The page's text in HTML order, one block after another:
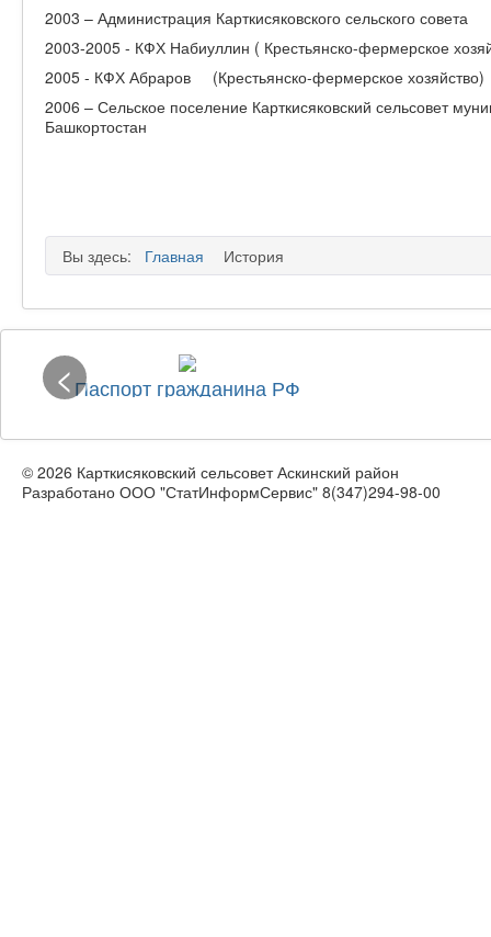
2003 – Администрация Карткисяковского сельского совета
2003-2005 - КФХ Набиуллин ( Крестьянско-фермерское
2005 - КФХ Абраров (Крестьянско-фермерское хозяйство)
2006 – Сельское поселение Карткисяковский сельсовет
Башкортостан
Вы здесь: Главная История
Паспорт гражданина РФ
<
© 2026 Карткисяковский сельсовет Аскинский район
Разработано ООО "СтатИнформСервис" 8(347)294-98-00